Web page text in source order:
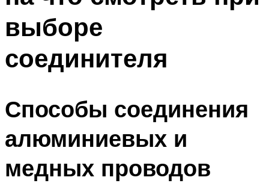
выборе
соединителя
Способы соединения
алюминиевых и
медных проводов